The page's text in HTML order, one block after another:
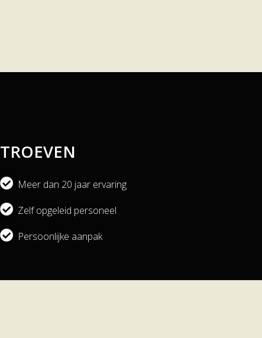
TROEVEN
Meer dan 20 jaar ervaring
Zelf opgeleid personeel
Persoonlijke aanpak